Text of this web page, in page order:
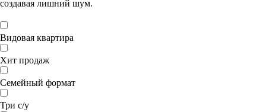
создавая лишний шум.
Видовая квартира
Хит продаж
Семейный формат
Три с/у